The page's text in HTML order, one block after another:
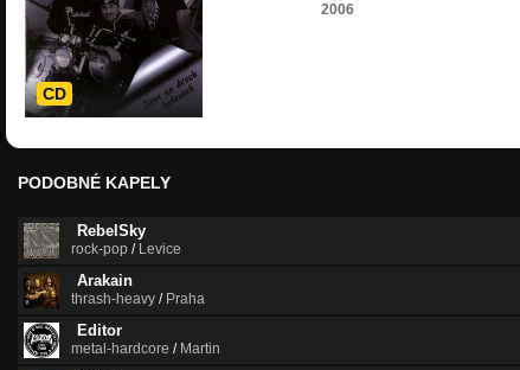
CD
2006
PODOBNÉ KAPELY
RebelSky
rock-pop / Levice
Arakain
thrash-heavy / Praha
Editor
metal-hardcore / Martin